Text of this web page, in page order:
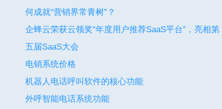
何成就“营销界常青树”？
企蜂云荣获云领奖“年度用户推荐SaaS平台”，亮相第
五届SaaS大会
电销系统价格
机器人电话呼叫软件的核心功能
外呼智能电话系统功能